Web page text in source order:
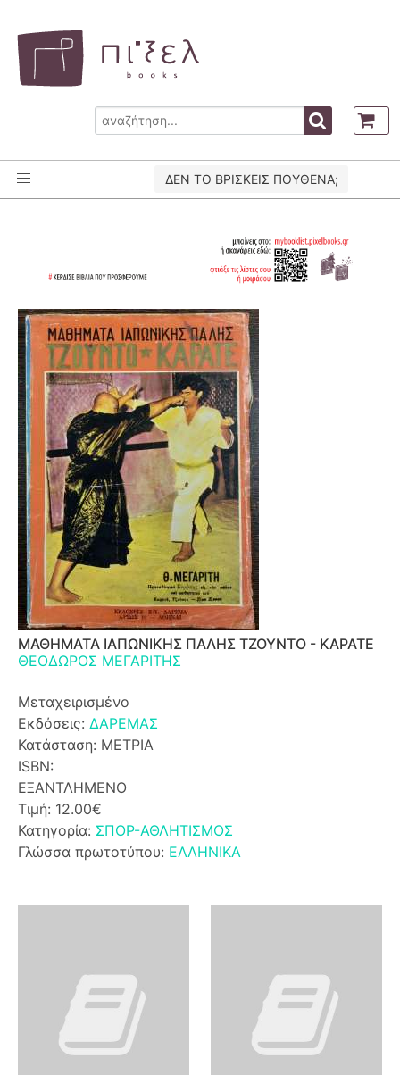
ΔΕΝ ΤΟ ΒΡΙΣΚΕΙΣ ΠΟΥΘΕΝΑ;
ΜΑΘΗΜΑΤΑ ΙΑΠΩΝΙΚΗΣ ΠΑΛΗΣ ΤΖΟΥΝΤΟ - ΚΑΡΑΤΕ
ΘΕΟΔΩΡΟΣ ΜΕΓΑΡΙΤΗΣ
Μεταχειρισμένο
Εκδόσεις: ΔΑΡΕΜΑΣ
Κατάσταση: ΜΕΤΡΙΑ
ISBN:
ΕΞΑΝΤΛΗΜΕΝΟ
Τιμή: 12.00€
Κατηγορία: ΣΠΟΡ-ΑΘΛΗΤΙΣΜΟΣ
Γλώσσα πρωτοτύπου: ΕΛΛΗΝΙΚΑ